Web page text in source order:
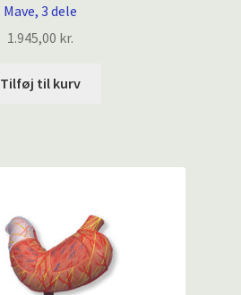
Mave, 3 dele
1.945,00 kr.
Tilføj til kurv